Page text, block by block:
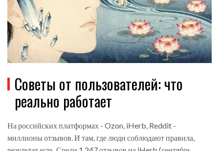
Советы от пользователей: что
реально работает
На российских платформах - Ozon, iHerb, Reddit -
миллионы отзывов. И там, где люди соблюдают правила,